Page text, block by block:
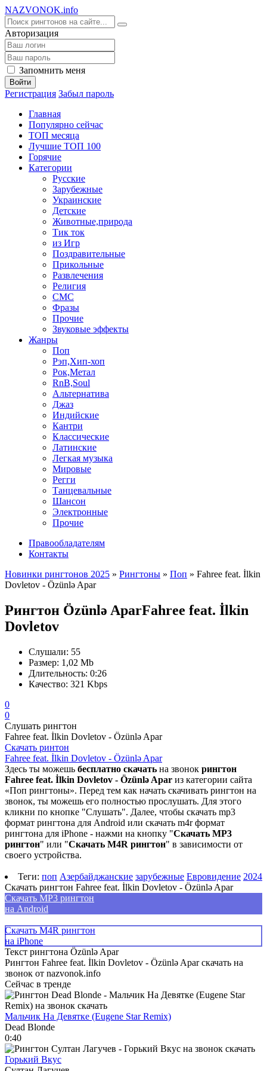
NAZVONOK.info
Авторизация
Запомнить меня
Войти
Регистрация Забыл пароль
Главная
Популярно сейчас
ТОП месяца
Лучшие ТОП 100
Горячие
Категории
Русские
Зарубежные
Украинские
Детские
Животные,природа
Тик ток
из Игр
Поздравительные
Прикольные
Развлечения
Религия
СМС
Фразы
Прочие
Звуковые эффекты
Жанры
Поп
Рэп,Хип-хоп
Рок,Метал
RnB,Soul
Альтернатива
Джаз
Индийские
Кантри
Классические
Латинские
Легкая музыка
Мировые
Регги
Танцевальные
Шансон
Электронные
Прочие
Правообладателям
Контакты
Новинки рингтонов 2025 » Рингтоны » Поп » Fahree feat. İlkin
Dovletov - Özünlə Apar
Рингтон Özünlə AparFahree feat. İlkin
Dovletov
Слушали: 55
Размер: 1,02 Mb
Длительность: 0:26
Качество: 321 Kbps
0
0
Слушать рингтон
Fahree feat. İlkin Dovletov - Özünlə Apar
Скачать ринтон
Fahree feat. İlkin Dovletov - Özünlə Apar
Здесь ты можешь бесплатно скачать на звонок рингтон
Fahree feat. İlkin Dovletov - Özünlə Apar из категории сайта
«Поп рингтоны». Перед тем как начать скачивать рингтон на
звонок, ты можешь его полностью прослушать. Для этого
кликни по кнопке "Слушать". Далее, чтобы скачать mp3
формат рингтона для Android или скачать m4r формат
рингтона для iPhone - нажми на кнопку "Скачать MP3
рингтон" или "Скачать M4R рингтон" в зависимости от
своего устройства.
Теги: поп Азербайджанские зарубежные Евровидение 2024
Скачать рингтон Fahree feat. İlkin Dovletov - Özünlə Apar
Скачать MP3 рингтон
на Android
Скачать M4R рингтон
на iPhone
Текст рингтона Özünlə Apar
Рингтон Fahree feat. İlkin Dovletov - Özünlə Apar скачать на
звонок от nazvonok.info
Сейчас в тренде
Мальчик На Девятке (Eugene Star Remix)
Dead Blonde
0:40
Горький Вкус